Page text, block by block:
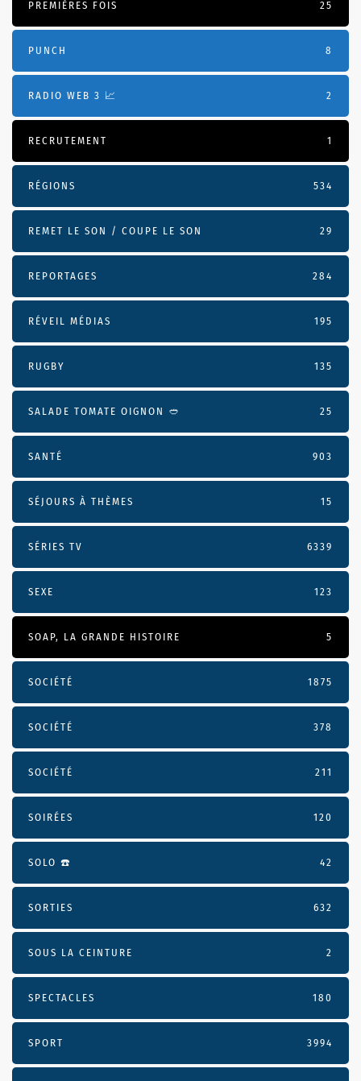
PREMIÈRES FOIS 25
PUNCH 8
RADIO WEB 3 📈 2
RECRUTEMENT 1
RÉGIONS 534
REMET LE SON / COUPE LE SON 29
REPORTAGES 284
RÉVEIL MÉDIAS 195
RUGBY 135
SALADE TOMATE OIGNON 🥙 25
SANTÉ 903
SÉJOURS À THÈMES 15
SÉRIES TV 6339
SEXE 123
SOAP, LA GRANDE HISTOIRE 5
SOCIÉTÉ 1875
SOCIÉTÉ 378
SOCIÉTÉ 211
SOIRÉES 120
SOLO ☎️ 42
SORTIES 632
SOUS LA CEINTURE 2
SPECTACLES 180
SPORT 3994